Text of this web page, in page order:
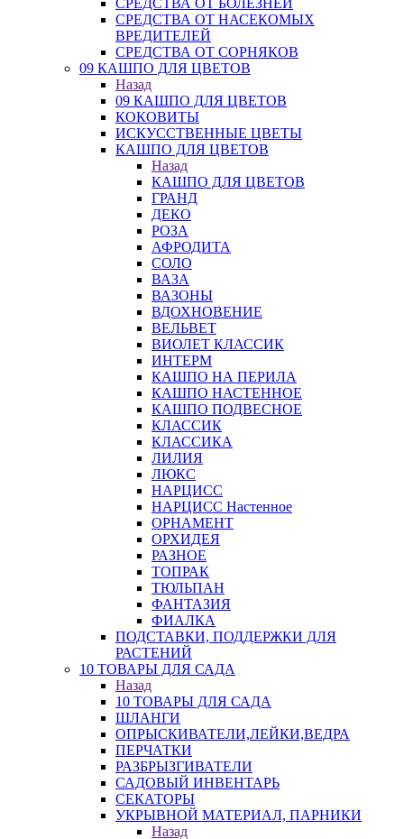
СРЕДСТВА ОТ БОЛЕЗНЕЙ
СРЕДСТВА ОТ НАСЕКОМЫХ
ВРЕДИТЕЛЕЙ
СРЕДСТВА ОТ СОРНЯКОВ
09 КАШПО ДЛЯ ЦВЕТОВ
Назад
09 КАШПО ДЛЯ ЦВЕТОВ
КОКОВИТЫ
ИСКУССТВЕННЫЕ ЦВЕТЫ
КАШПО ДЛЯ ЦВЕТОВ
Назад
КАШПО ДЛЯ ЦВЕТОВ
ГРАНД
ДЕКО
РОЗА
АФРОДИТА
СОЛО
ВАЗА
ВАЗОНЫ
ВДОХНОВЕНИЕ
ВЕЛЬВЕТ
ВИОЛЕТ КЛАССИК
ИНТЕРМ
КАШПО НА ПЕРИЛА
КАШПО НАСТЕННОЕ
КАШПО ПОДВЕСНОЕ
КЛАССИК
КЛАССИКА
ЛИЛИЯ
ЛЮКС
НАРЦИСС
НАРЦИСС Настенное
ОРНАМЕНТ
ОРХИДЕЯ
РАЗНОЕ
ТОПРАК
ТЮЛЬПАН
ФАНТАЗИЯ
ФИАЛКА
ПОДСТАВКИ, ПОДДЕРЖКИ ДЛЯ
РАСТЕНИЙ
10 ТОВАРЫ ДЛЯ САДА
Назад
10 ТОВАРЫ ДЛЯ САДА
ШЛАНГИ
ОПРЫСКИВАТЕЛИ,ЛЕЙКИ,ВЕДРА
ПЕРЧАТКИ
РАЗБРЫЗГИВАТЕЛИ
САДОВЫЙ ИНВЕНТАРЬ
СЕКАТОРЫ
УКРЫВНОЙ МАТЕРИАЛ, ПАРНИКИ
Назад